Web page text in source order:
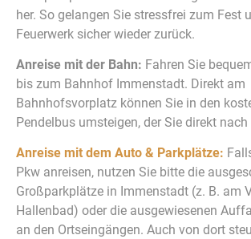
her. So gelangen Sie stressfrei zum Fest
Feuerwerk sicher wieder zurück.
Anreise mit der Bahn: Fahren Sie
bis zum Bahnhof Immenstadt. Direkt am
Bahnhofsvorplatz können Sie in den
Pendelbus umsteigen, der Sie direkt
Anreise mit dem Auto & Parkplätze:
Pkw anreisen, nutzen Sie bitte die
Großparkplätze in Immenstadt (z. B. am
Hallenbad) oder die ausgewiesenen
an den Ortseingängen. Auch von dort